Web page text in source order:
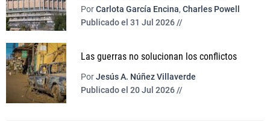
PorCarlota García Encina, Charles Powell
Publicado el 31 Jul 2026 //
Las guerras no solucionan los conflictos
PorJesús A. Núñez Villaverde
Publicado el 20 Jul 2026 //